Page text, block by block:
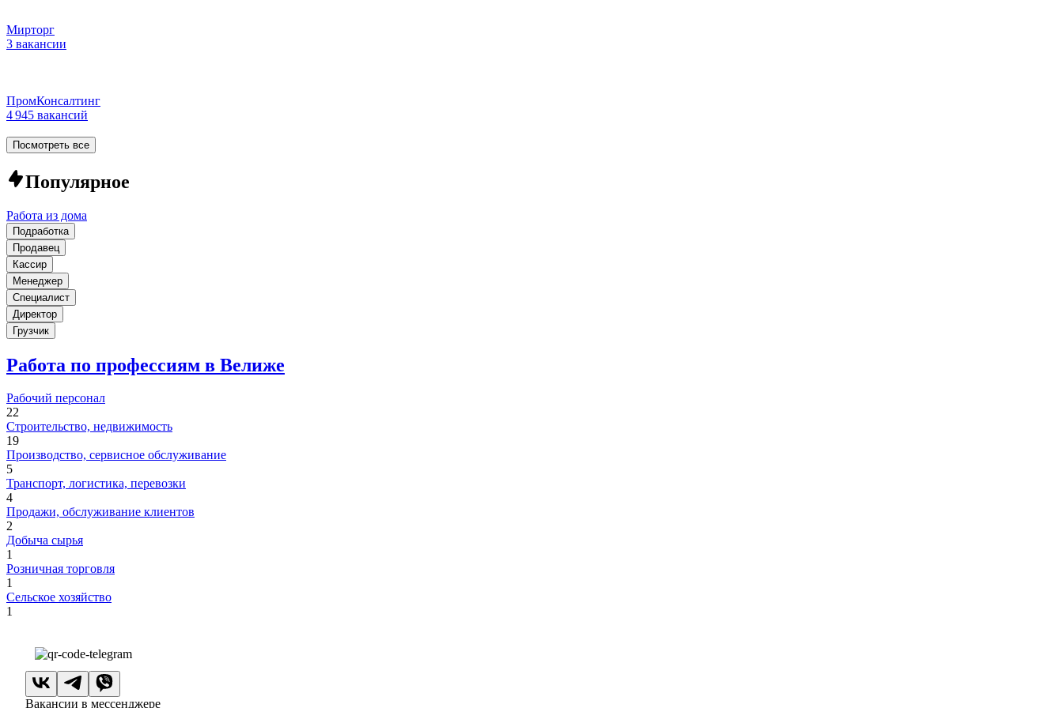
Мирторг
3 вакансии
ПромКонсалтинг
4 945 вакансий
Посмотреть все
Популярное
Работа из дома
Подработка
Продавец
Кассир
Менеджер
Специалист
Директор
Грузчик
Работа по профессиям в Велиже
Рабочий персонал
22
Строительство, недвижимость
19
Производство, сервисное обслуживание
5
Транспорт, логистика, перевозки
4
Продажи, обслуживание клиентов
2
Добыча сырья
1
Розничная торговля
1
Сельское хозяйство
1
Вакансии в мессенджере